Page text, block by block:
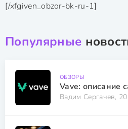
[/xfgiven_obzor-bk-ru-1]
Популярные
ОБЗОРЫ
Вадим Сергачев,